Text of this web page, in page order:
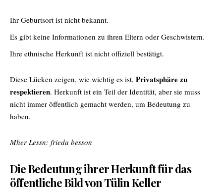
Ihr Geburtsort ist nicht bekannt.
Es gibt keine Informationen zu ihren Eltern oder Geschwistern.
Ihre ethnische Herkunft ist nicht offiziell bestätigt.
Diese Lücken zeigen, wie wichtig es ist, Privatsphäre zu
respektieren. Herkunft ist ein Teil der Identität, aber sie muss
nicht immer öffentlich gemacht werden, um Bedeutung zu
haben.
Mher Lessn: frieda besson
Die Bedeutung ihrer Herkunft für das
öffentliche Bild von Tülin Keller